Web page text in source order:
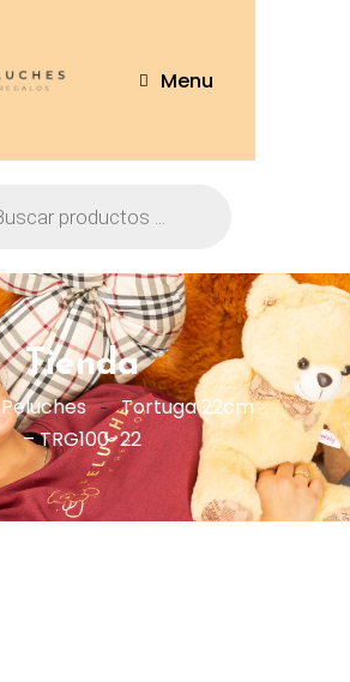
Menu
Tienda
Peluches
Tortuga 22cm
– TRG100-22